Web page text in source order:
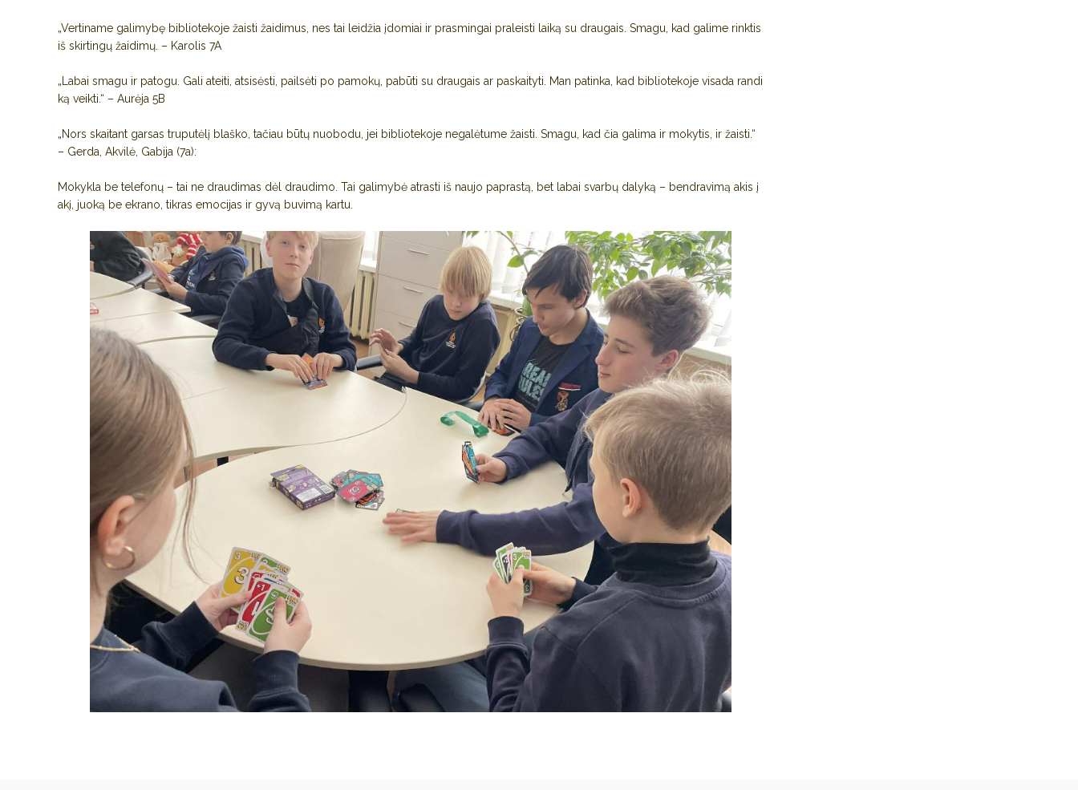
„Vertiname galimybę bibliotekoje žaisti žaidimus, nes tai leidžia įdomiai ir prasmingai praleisti laiką su draugais. Smagu, kad galime rinktis
iš skirtingų žaidimų. – Karolis 7A
„Labai smagu ir patogu. Gali ateiti, atsisėsti, pailsėti po pamokų, pabūti su draugais ar paskaityti. Man patinka, kad bibliotekoje visada randi
ką veikti.“ – Aurėja 5B
„Nors skaitant garsas truputėlį blaško, tačiau būtų nuobodu, jei bibliotekoje negalėtume žaisti. Smagu, kad čia galima ir mokytis, ir žaisti.“
– Gerda, Akvilė, Gabija (7a):
Mokykla be telefonų – tai ne draudimas dėl draudimo. Tai galimybė atrasti iš naujo paprastą, bet labai svarbų dalyką – bendravimą akis į
akį, juoką be ekrano, tikras emocijas ir gyvą buvimą kartu.